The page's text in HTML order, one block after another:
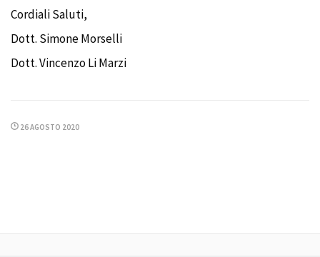
Cordiali Saluti,
Dott. Simone Morselli
Dott. Vincenzo Li Marzi
26 AGOSTO 2020